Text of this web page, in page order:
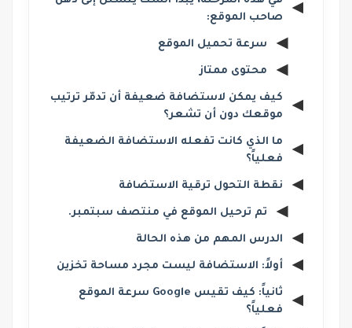
صاحب الموقع:
سرعة تحميل الموقع
محتوى ممتاز
كيف يمكن لاستضافة ضعيفة أن تدمّر ترتيب
موقعك دون أن تشعر؟
ما الذي كانت تفعله الاستضافة الضعيفة
فعلياً؟
نقطة التحول ترقية الاستضافة
تم ترحيل الموقع في منتصف سبتمبر.
الدرس المهم من هذه الحالة
أولاً: الاستضافة ليست مجرد مساحة تخزين
ثانياً: كيف تقيس Google سرعة الموقع
فعلياً؟